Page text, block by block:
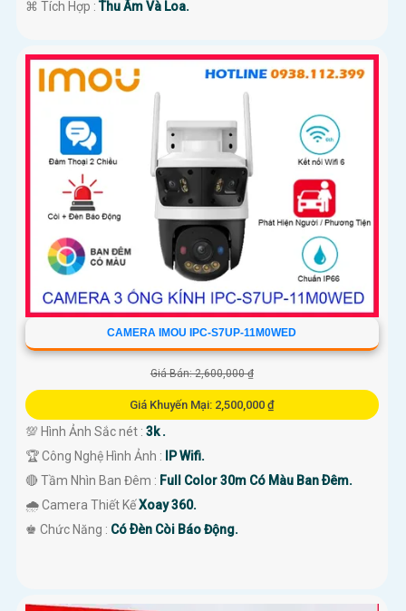
️⌘ Tích Hợp :Thu Âm Và Loa.
CAMERA IMOU IPC-S7UP-11M0WED
Giá Bán: 2,600,000 ₫
Giá Khuyến Mại: 2,500,000 ₫
💯 Hình Ảnh Sắc nét : 3k .
🏆 Công Nghệ Hình Ảnh :
IP Wifi.
🔴 Tầm Nhìn Ban Đêm : Full Color 30m Có Màu Ban Ðêm.
🌧️ Camera Thiết KếXoay 360.
️♚ Chức Năng : Có Ðèn Còi Báo Động.